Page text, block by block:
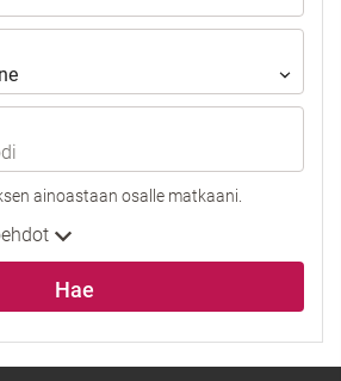
ainoastaan osalle matkaani.
Hae